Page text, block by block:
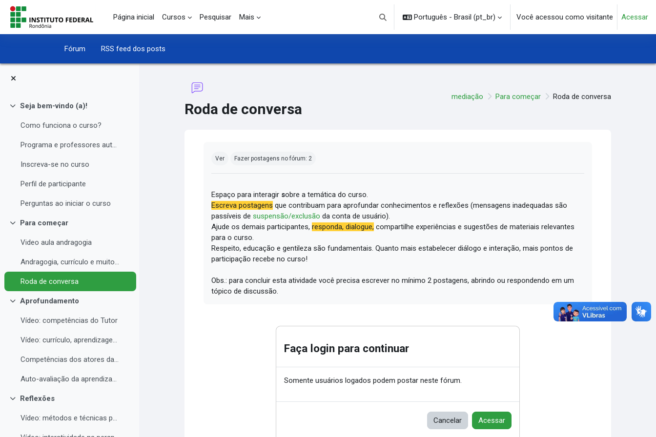
Ir para o conteúdo principal
Página inicial
Cursos Pesquisar Mais
Alternar entrada de pesquisa
Português - Brasil ‎(pt_br)‎ Você acessou como visitante Acessar
Fórum RSS feed dos posts
Contrair
Seja bem-vindo (a)!
Como funciona o curso?
Programa e professores autores
Inscreva-se no curso
Perfil de participante
Perguntas ao iniciar o curso
Contrair
Para começar
Video aula andragogia
Andragogia, currículo e muito mais
Roda de conversa
Contrair
Aprofundamento
Vídeo: competências do Tutor
Vídeo: currículo, aprendizagem e docência para EAD
Competências dos atores da educação a distância professor, tutor e aluno
Auto-avaliação da aprendizagem
Contrair
Reflexões
Vídeo: métodos e técnicas para EAD
Roda de conversa
mediação Para começar Roda de conversa
Ver Fazer postagens no fórum: 2
Espaço para interagir sobre a temática do curso.
Escreva postagens que contribuam para aprofundar conhecimentos e reflexões (mensagens inadequadas são
passíveis desuspensão/exclusão da conta de usuário).
Ajude os demais participantes,responda, dialogue, compartilhe experiências e sugestões de materiais relevantes
para o curso.
Respeito, educação e gentileza são fundamentais.Quanto mais estabelecer diálogo e interação, mais pontos de
participação recebe no curso!
Obs.: para concluir esta atividade você precisa escrever no mínimo 2 postagens, abrindo ou respondendo em um
tópico de discussão.
Faça login para continuar
Somente usuários logados podem postar neste fórum.
Cancelar Acessar